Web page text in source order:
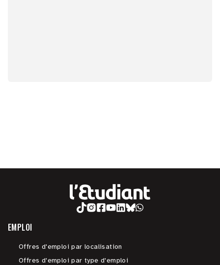
EMPLOI
Offres d'emploi par localisation
Offres d'emploi par type d'emploi